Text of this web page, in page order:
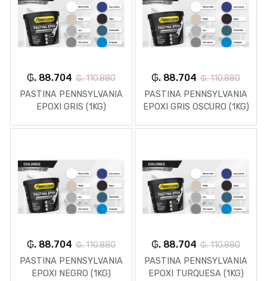
₲. 88.704 ₲. 110.880
PASTINA PENNSYLVANIA
EPOXI GRIS (1KG)
₲. 88.704 ₲. 110.880
PASTINA PENNSYLVANIA
EPOXI GRIS OSCURO (1KG)
₲. 88.704 ₲. 110.880
PASTINA PENNSYLVANIA
EPOXI NEGRO (1KG)
₲. 88.704 ₲. 110.880
PASTINA PENNSYLVANIA
EPOXI TURQUESA (1KG)